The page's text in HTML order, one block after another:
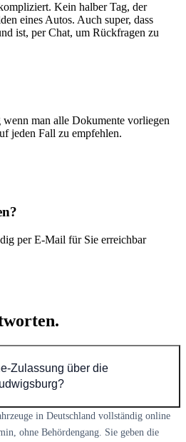
Kein halber Tag, der
eines Autos. Auch super, dass
ist, per Chat, um Rückfragen zu
wenn man alle Dokumente vorliegen
jeden Fall zu empfehlen.
per E-Mail für Sie erreichbar
Zulassung über die
in Deutschland vollständig online
ohne Behördengang. Sie geben die